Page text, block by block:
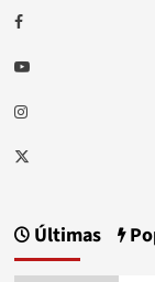
Facebook
Youtube
Instagram
Twitter
Últimas